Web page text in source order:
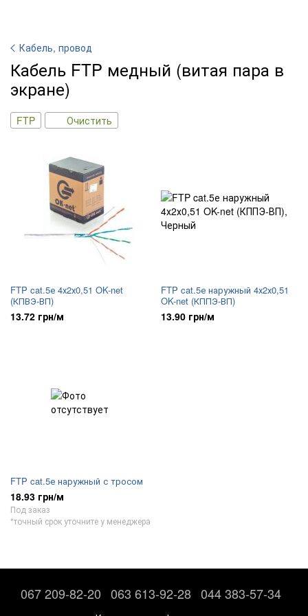
Кабель, провод
Кабель FTP медный (витая пара в
экране)
FTP Очистить
FTP cat.5е 4х2х0,51 OK-net
(КПВЭ-ВП)
13.72 грн/м
FTP cat.5е наружный 4х2х0,51
OK-net (КППЭ-ВП)
13.90 грн/м
FTP cat.5е наружный с тросом
18.93 грн/м
Под заказ
*точный срок уточните у менеджера
067 209-82-20 063 613-92-28 044 383-57-34